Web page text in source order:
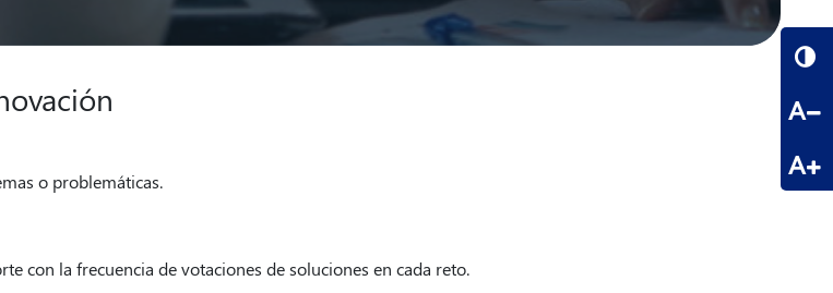
A
A
o problemáticas.
con la frecuencia de votaciones de soluciones en cada reto.